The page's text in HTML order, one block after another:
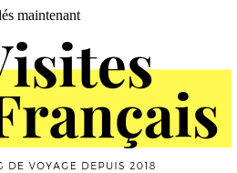
maintenant